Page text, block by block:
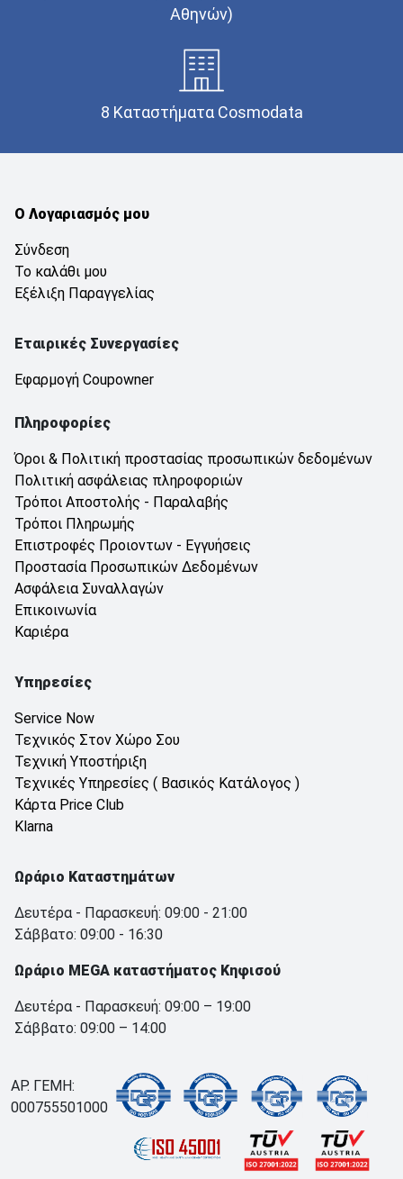
Αθηνών)
8 Καταστήματα Cosmodata
Ο Λογαριασμός μου
Σύνδεση
Το καλάθι μου
Εξέλιξη Παραγγελίας
Εταιρικές Συνεργασίες
Εφαρμογή Coupowner
Πληροφορίες
Όροι & Πολιτική προστασίας προσωπικών δεδομένων
Πολιτική ασφάλειας πληροφοριών
Τρόποι Αποστολής - Παραλαβής
Τρόποι Πληρωμής
Επιστροφές Προιοντων - Εγγυήσεις
Προστασία Προσωπικών Δεδομένων
Ασφάλεια Συναλλαγών
Επικοινωνία
Καριέρα
Υπηρεσίες
Service Now
Τεχνικός Στον Χώρο Σου
Τεχνική Υποστήριξη
Τεχνικές Υπηρεσίες ( Βασικός Κατάλογος )
Κάρτα Price Club
Klarna
Ωράριο Καταστημάτων
Δευτέρα - Παρασκευή: 09:00 - 21:00
Σάββατο: 09:00 - 16:30
Ωράριο MEGA καταστήματος Κηφισού
Δευτέρα - Παρασκευή: 09:00 – 19:00
Σάββατο: 09:00 – 14:00
ΑΡ. ΓΕΜΗ:
000755501000